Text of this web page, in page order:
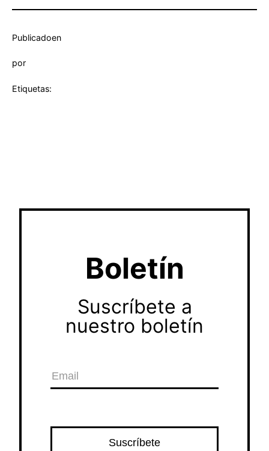
Publicadoen
por
Etiquetas:
Boletín
Suscríbete a
nuestro boletín